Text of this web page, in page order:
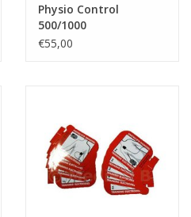
Physio Control
500/1000
Trainingselektroden
€55,00